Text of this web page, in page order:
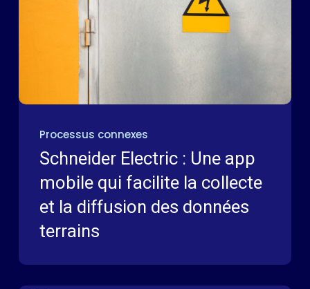
Processus connexes
Schneider Electric : Une app
mobile qui facilite la collecte
et la diffusion des données
terrains